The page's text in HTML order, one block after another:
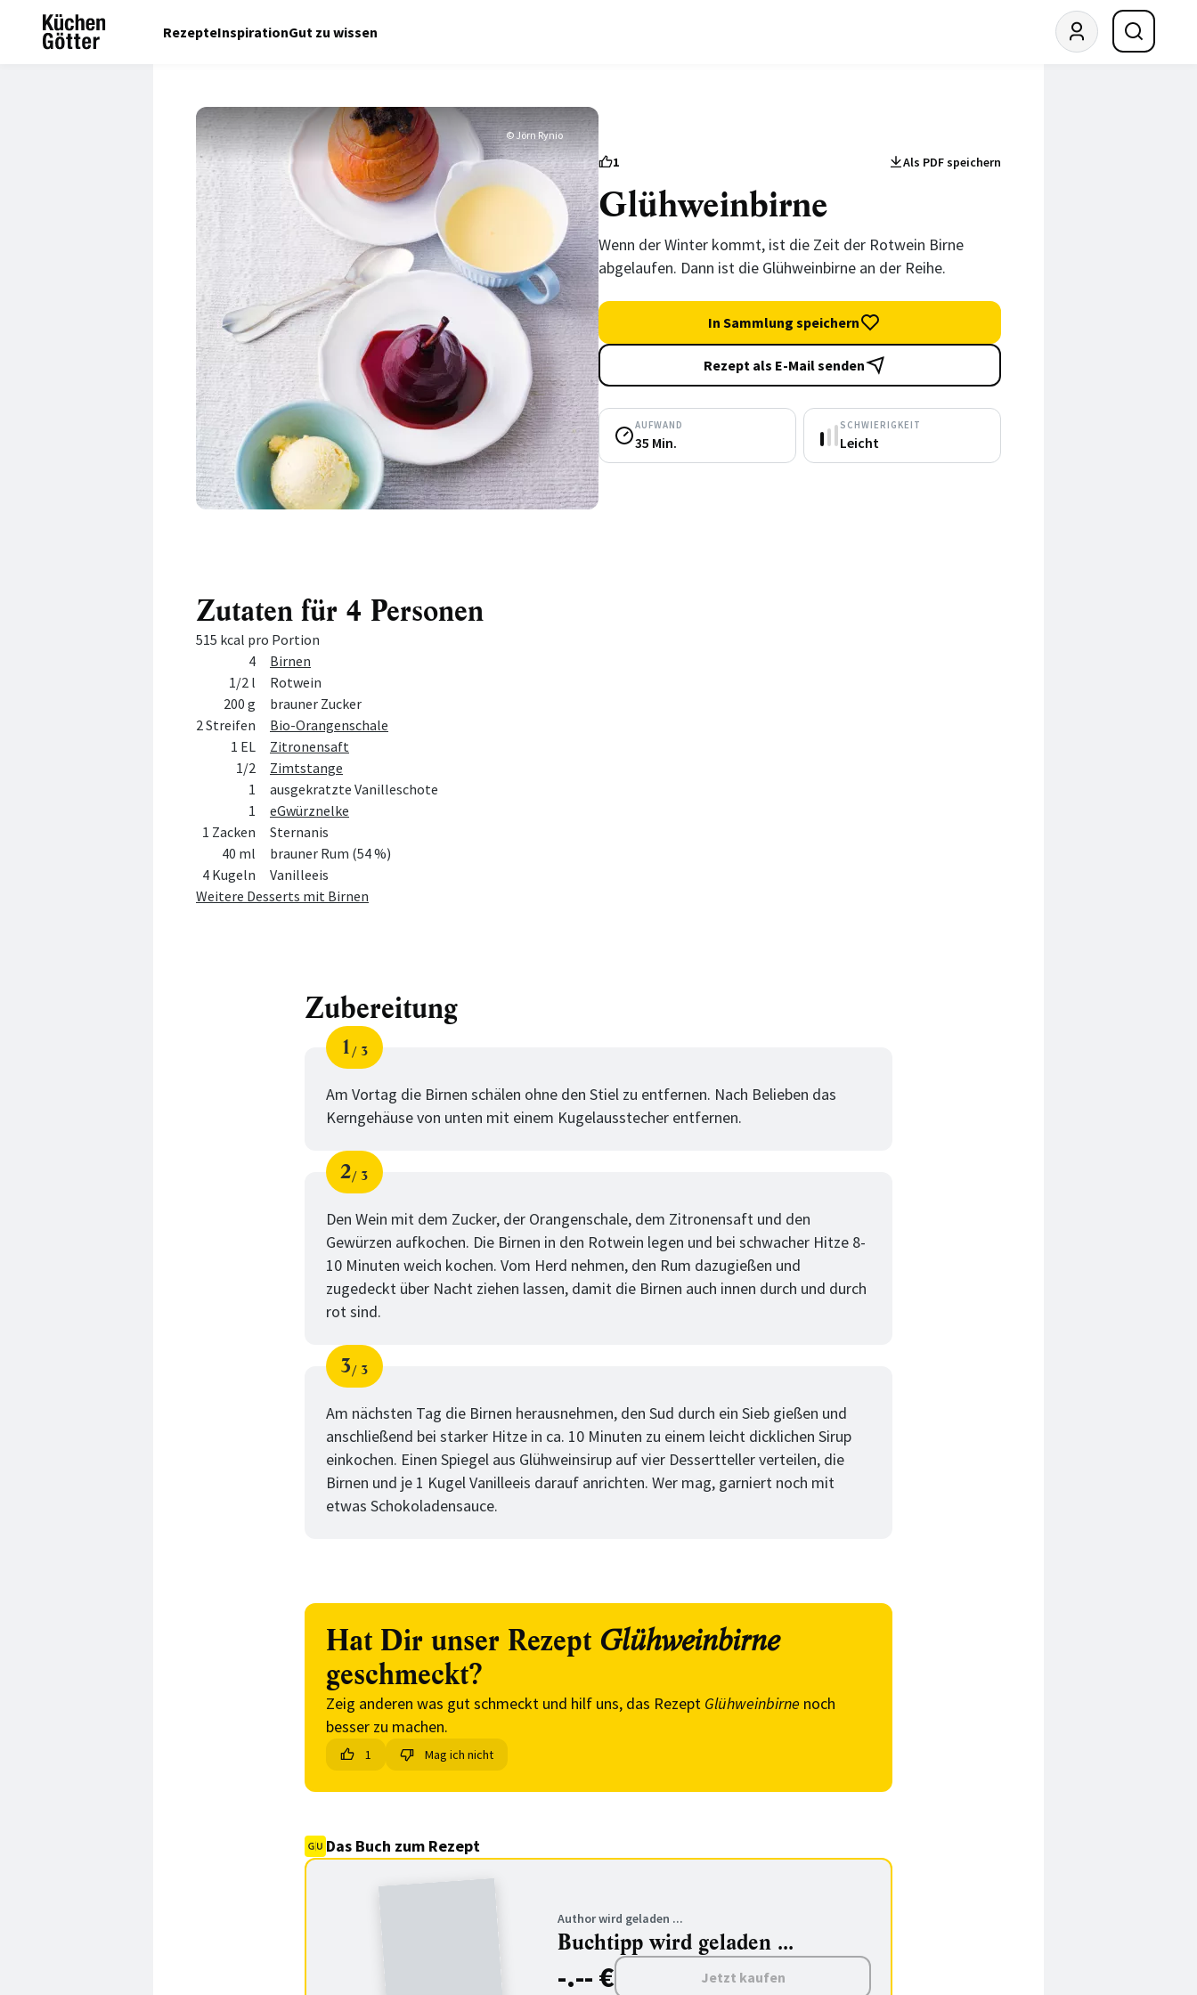
RezepteInspirationGut zu wissen
© Jörn Rynio
1 Als PDF speichern
Glühweinbirne
Wenn der Winter kommt, ist die Zeit der Rotwein Birne
abgelaufen. Dann ist die Glühweinbirne an der Reihe.
In Sammlung speichern
Rezept als E-Mail senden
AUFWAND
35 Min.
SCHWIERIGKEIT
Leicht
Zutaten für 4 Personen
515 kcal pro Portion
Zutat
4
Birnen
1/2 l
Rotwein
200 g
brauner Zucker
2 Streifen
Bio-Orangenschale
1 EL
Zitronensaft
1/2
Zimtstange
1
ausgekratzte Vanilleschote
1
eGwürznelke
1 Zacken
Sternanis
40 ml
brauner Rum (54 %)
4 Kugeln
Vanilleeis
Weitere Desserts mit Birnen
Zubereitung
Schritt
1
von
3
Am Vortag die Birnen schälen ohne den Stiel zu entfernen. Nach Belieben das
Kerngehäuse von unten mit einem Kugelausstecher entfernen.
Schritt
2
von
3
Den Wein mit dem Zucker, der Orangenschale, dem Zitronensaft und den
Gewürzen aufkochen. Die Birnen in den Rotwein legen und bei schwacher Hitze 8-
10 Minuten weich kochen. Vom Herd nehmen, den Rum dazugießen und
zugedeckt über Nacht ziehen lassen, damit die Birnen auch innen durch und durch
rot sind.
Schritt
3
von
3
Am nächsten Tag die Birnen herausnehmen, den Sud durch ein Sieb gießen und
anschließend bei starker Hitze in ca. 10 Minuten zu einem leicht dicklichen Sirup
einkochen. Einen Spiegel aus Glühweinsirup auf vier Dessertteller verteilen, die
Birnen und je 1 Kugel Vanilleeis darauf anrichten. Wer mag, garniert noch mit
etwas Schokoladensauce.
Hat Dir unser Rezept Glühweinbirne
geschmeckt?
Zeig anderen was gut schmeckt und hilf uns, das Rezept Glühweinbirne noch
besser zu machen.
1 Mag ich nicht
Das Buch zum Rezept
Author wird geladen ...
Buchtipp wird geladen ...
-.-- € Jetzt kaufen